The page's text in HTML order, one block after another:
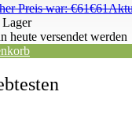
Preis war: €61€61
heute versendet werden